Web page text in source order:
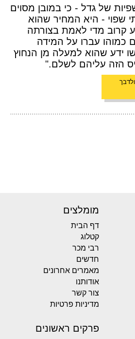
של גדל - כי במובן מסוים
שפוי - היא המחיר שהוא
קרוב מדי לאמת בצורתה
כמוהו עברו על המידה
ידע שהוא למעלה מן הנחוץ
הזה עליהם לשלם."
מומלצים
דף הבית
קטלוג
רבי מכר
חדשים
מאמרים אחרונים
אודותנו
צור קשר
מדיניות פרטיות
פרקים ראשונים